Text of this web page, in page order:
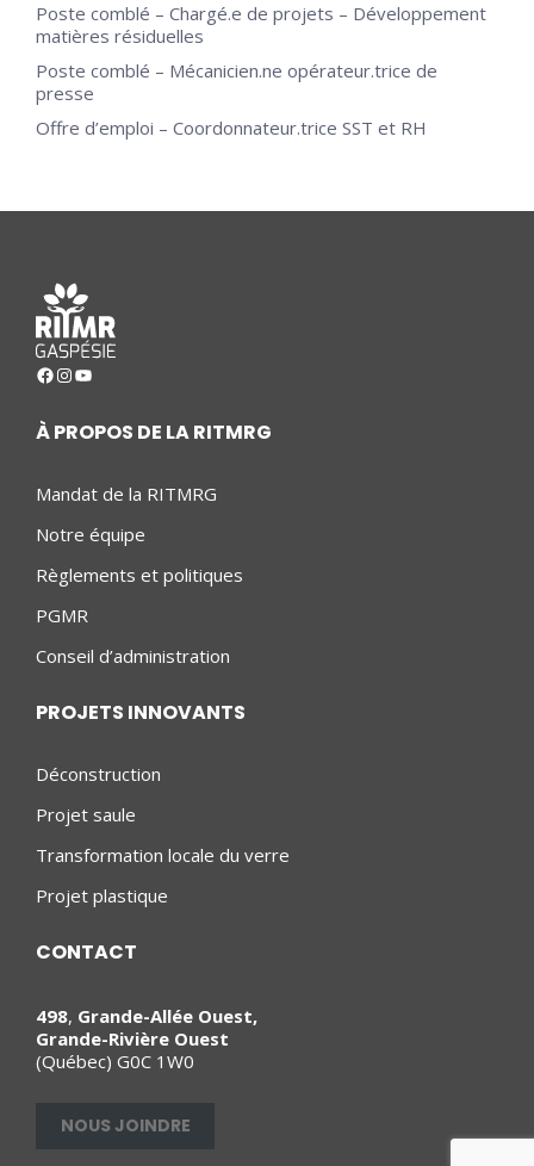
Poste comblé – Chargé.e de projets – Développement
matières résiduelles
Poste comblé – Mécanicien.ne opérateur.trice de
presse
Offre d’emploi – Coordonnateur.trice SST et RH
Facebook
Instagram
YouTube
À PROPOS DE LA RITMRG
Mandat de la RITMRG
Notre équipe
Règlements et politiques
PGMR
Conseil d’administration
PROJETS INNOVANTS
Déconstruction
Projet saule
Transformation locale du verre
Projet plastique
CONTACT
498, Grande-Allée Ouest,
Grande-Rivière Ouest
(Québec) G0C 1W0
NOUS JOINDRE